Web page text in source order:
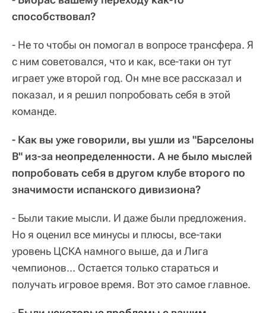
способствовал?
- Не то чтобы он помогал в вопросе трансфера. Я
с ним советовался, что и как, все-таки он тут
играет уже второй год. Он мне все рассказал и
показал, и я решил попробовать себя в этой
команде.
- Как вы уже говорили, вы ушли из "Барселоны
В" из-за неопределенности. А не было мыслей
попробовать себя в другом клубе второго по
значимости испанского дивизиона?
- Были такие мысли. И даже были предложения.
Но я оценил все минусы и плюсы, все-таки
уровень ЦСКА намного выше, да и Лига
чемпионов… Остается только стараться и
получать игровое время. Вот это самое главное.